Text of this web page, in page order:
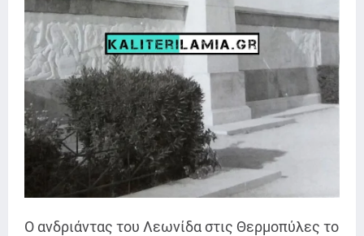
Ο ανδριάντας του Λεωνίδα στις Θερμοπύλες το